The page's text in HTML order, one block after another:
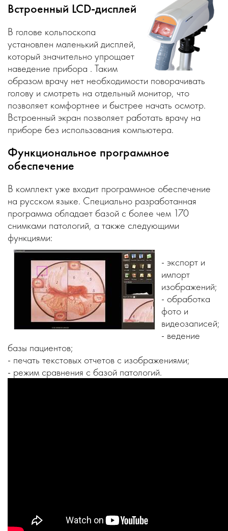
Встроенный LCD-дисплей
В голове кольпоскопа
установлен маленький дисплей,
который значительно упрощает
наведение прибора . Таким
образом врачу нет необходимости поворачивать
голову и смотреть на отдельный монитор, что
позволяет комфортнее и быстрее начать осмотр.
Встроенный экран позволяет работать врачу на
приборе без использования компьютера.
Функциональное программное
обеспечение
В комплект уже входит программное обеспечение
на русском языке. Специально разработанная
программа обладает базой с более чем 170
снимками патологий, а также следующими
функциями:
- экспорт и
импорт
изображений;
- обработка
фото и
видеозаписей;
- ведение
базы пациентов;
- печать текстовых отчетов с изображениями;
- режим сравнения с базой патологий.